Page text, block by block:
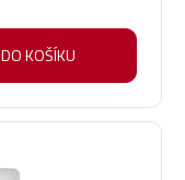
DO KOŠÍKU